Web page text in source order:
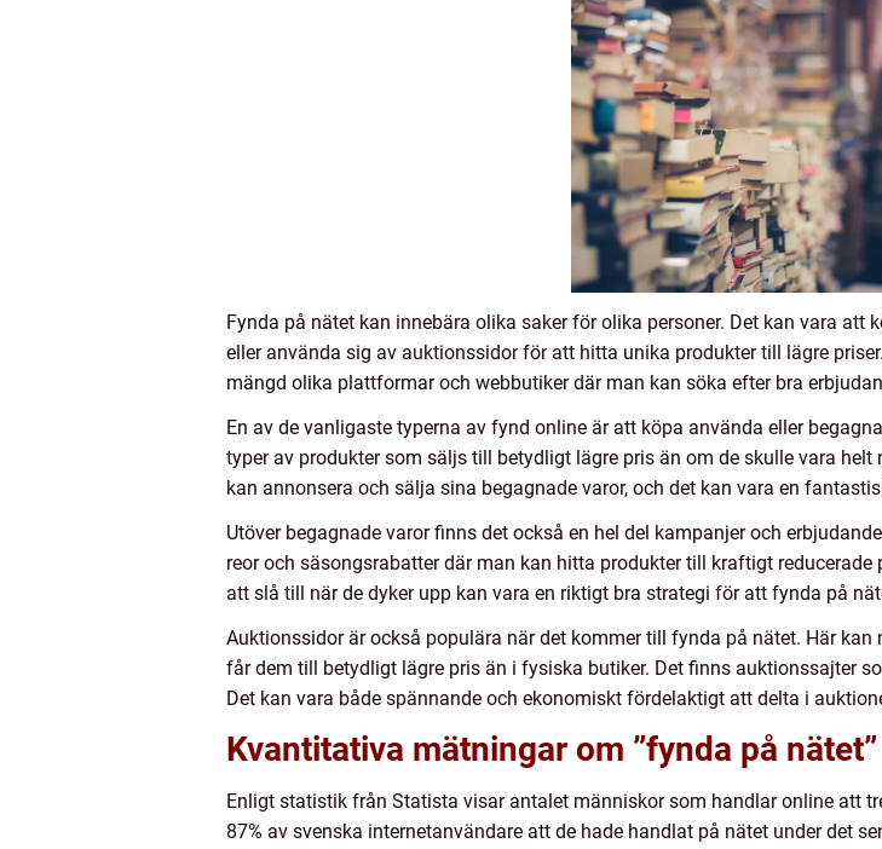
Fynda på nätet kan innebära olika saker för olika personer. Det kan vara att
eller använda sig av auktionssidor för att hitta unika produkter till lägre
mängd olika plattformar och webbutiker där man kan söka efter bra
En av de vanligaste typerna av fynd online är att köpa använda eller
typer av produkter som säljs till betydligt lägre pris än om de skulle vara
kan annonsera och sälja sina begagnade varor, och det kan vara en
Utöver begagnade varor finns det också en hel del kampanjer och
reor och säsongsrabatter där man kan hitta produkter till kraftigt
att slå till när de dyker upp kan vara en riktigt bra strategi för att fynda på
Auktionssidor är också populära när det kommer till fynda på nätet. Här
får dem till betydligt lägre pris än i fysiska butiker. Det finns auktionssajter
Det kan vara både spännande och ekonomiskt fördelaktigt att delta i
Kvantitativa mätningar om ”fynda på nätet”
Enligt statistik från Statista visar antalet människor som handlar online att
87% av svenska internetanvändare att de hade handlat på nätet under det